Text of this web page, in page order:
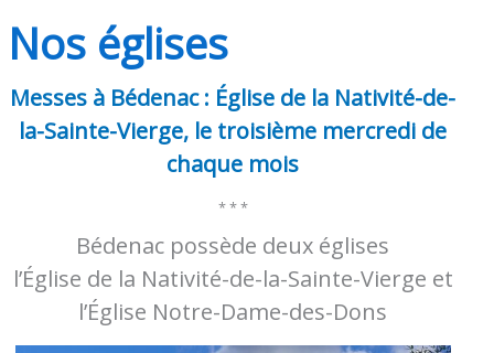
Nos églises
Messes à Bédenac : Église de la Nativité-de-
la-Sainte-Vierge, le troisième mercredi de
chaque mois
* * *
Bédenac possède deux églises
l’Église de la Nativité-de-la-Sainte-Vierge et
l’Église Notre-Dame-des-Dons